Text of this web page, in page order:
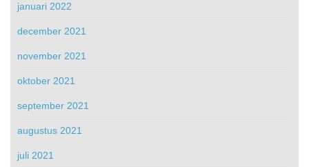
januari 2022
december 2021
november 2021
oktober 2021
september 2021
augustus 2021
juli 2021